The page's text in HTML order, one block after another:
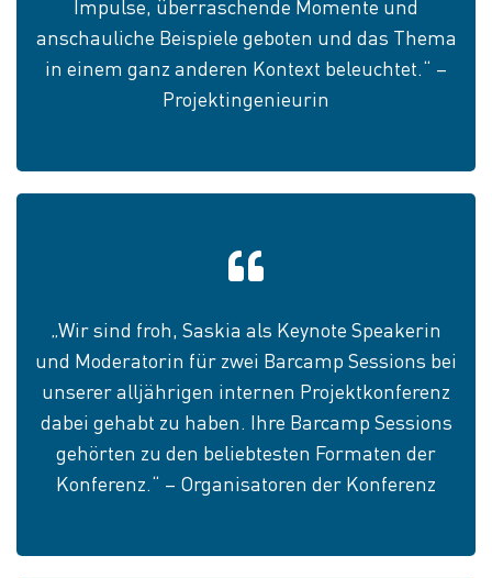
Impulse, überraschende Momente und
anschauliche Beispiele geboten und das Thema
in einem ganz anderen Kontext beleuchtet.“ –
Projektingenieurin
„Wir sind froh, Saskia als Keynote Speakerin
und Moderatorin für zwei Barcamp Sessions bei
unserer alljährigen internen Projektkonferenz
dabei gehabt zu haben. Ihre Barcamp Sessions
gehörten zu den beliebtesten Formaten der
Konferenz.“ – Organisatoren der Konferenz